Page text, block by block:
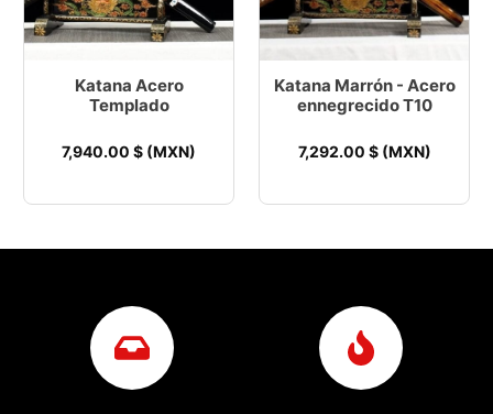
Katana Acero
Templado
7,940.00 $ (MXN)
Katana Marrón - Acero
ennegrecido T10
7,292.00 $ (MXN)